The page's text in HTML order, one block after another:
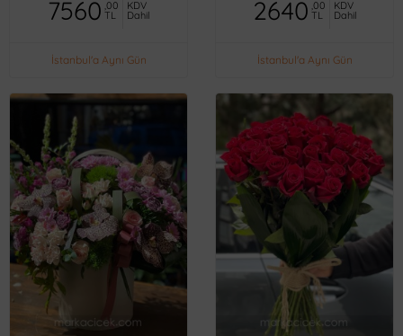
7560 ,00
TL
KDV
Dahil
İstanbul'a Aynı Gün
2640 ,00
TL
KDV
Dahil
İstanbul'a Aynı Gün